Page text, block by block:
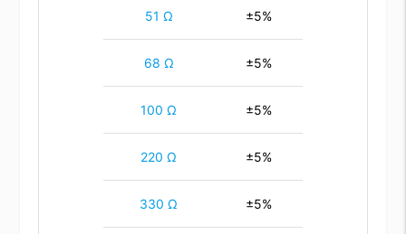
51 Ω ±5%
68 Ω ±5%
100 Ω ±5%
220 Ω ±5%
330 Ω ±5%